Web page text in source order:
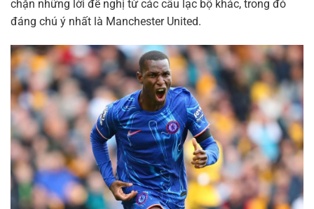
chặn những lời đề nghị từ các câu lạc bộ khác, trong đó
đáng chú ý nhất là Manchester United.